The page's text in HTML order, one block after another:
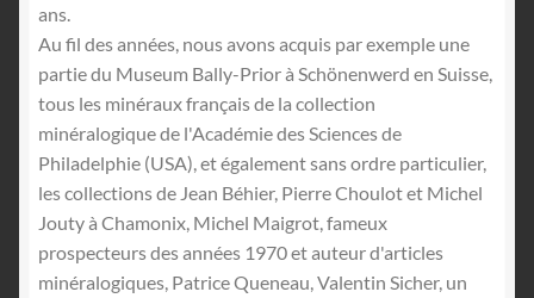
ans.
Au fil des années, nous avons acquis par exemple une
partie du Museum Bally-Prior à Schönenwerd en Suisse,
tous les minéraux français de la collection
minéralogique de l'Académie des Sciences de
Philadelphie (USA), et également sans ordre particulier,
les collections de Jean Béhier, Pierre Choulot et Michel
Jouty à Chamonix, Michel Maigrot, fameux
prospecteurs des années 1970 et auteur d'articles
minéralogiques, Patrice Queneau, Valentin Sicher, un